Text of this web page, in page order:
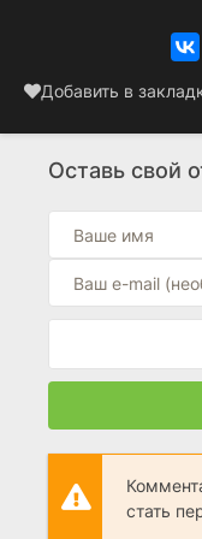
Добавить в
Оставь свой
стать